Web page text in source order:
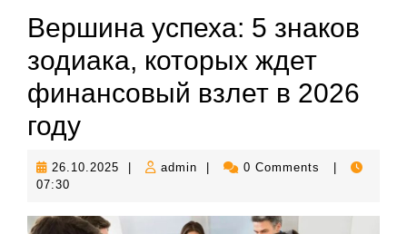
Вершина успеха: 5 знаков
зодиака, которых ждет
финансовый взлет в 2026
году
26.10.2025 26.10.2025
admin admin 0 Comments
07:30